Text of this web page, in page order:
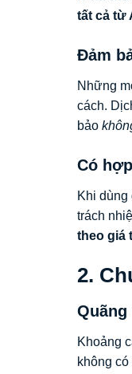
tất cả từ
Đảm
Những
cách.
bảo
Có
Khi dùng
trách
theo giá
2.
Khoảng
không có